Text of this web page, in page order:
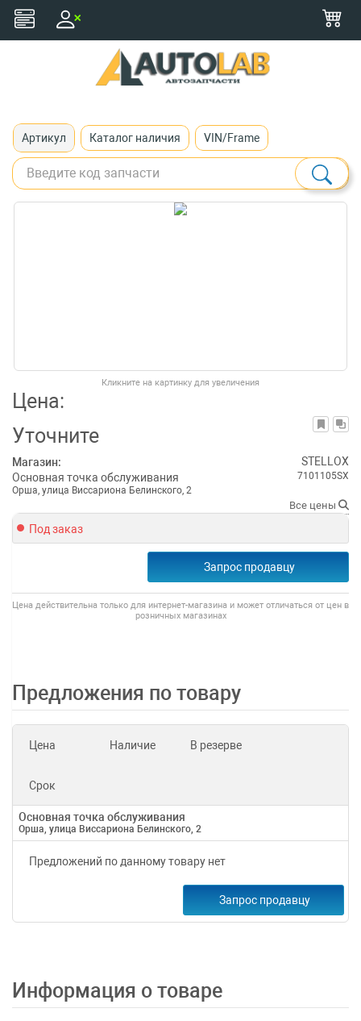
Артикул Каталог наличия VIN/Frame
Кликните на картинку для увеличения
Цена:
Уточните
Магазин:
Основная точка обслуживания
Орша, улица Виссариона Белинского, 2
STELLOX
7101105SX
Все цены
Под заказ
Запрос продавцу
Цена действительна только для интернет-магазина и может отличаться от цен в
розничных магазинах
Предложения по товару
Цена Наличие В резерве
Срок
Основная точка обслуживания
Орша, улица Виссариона Белинского, 2
Предложений по данному товару нет
Запрос продавцу
Информация о товаре